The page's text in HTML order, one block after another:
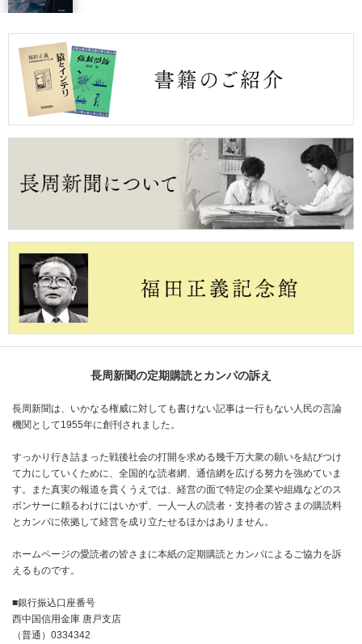
長周新聞の定期購読とカンパの訴え
長周新聞は、いかなる権威に対しても書けない記事は一行もない人民の言論
機関として1955年に創刊されました。
すっかり行き詰まった戦後社会の打開を求める幾千万大衆の願いを結びつけ
て力にしていくために、全国的な読者網、通信網を広げる努力を強めていま
す。また真実の報道を貫くうえでは、経営の面で特定の企業や組織などのス
ポンサーに頼るわけにはいかず、一人一人の読者・支持者の皆さまの購読料
とカンパに依拠して経営を成り立たせるほかはありません。
ホームページの愛読者の皆さまに本紙の定期購読とカンパによるご協力を訴
えるものです。
■銀行振込口座番号
西中国信用金庫 唐戸支店
（普通）0334342